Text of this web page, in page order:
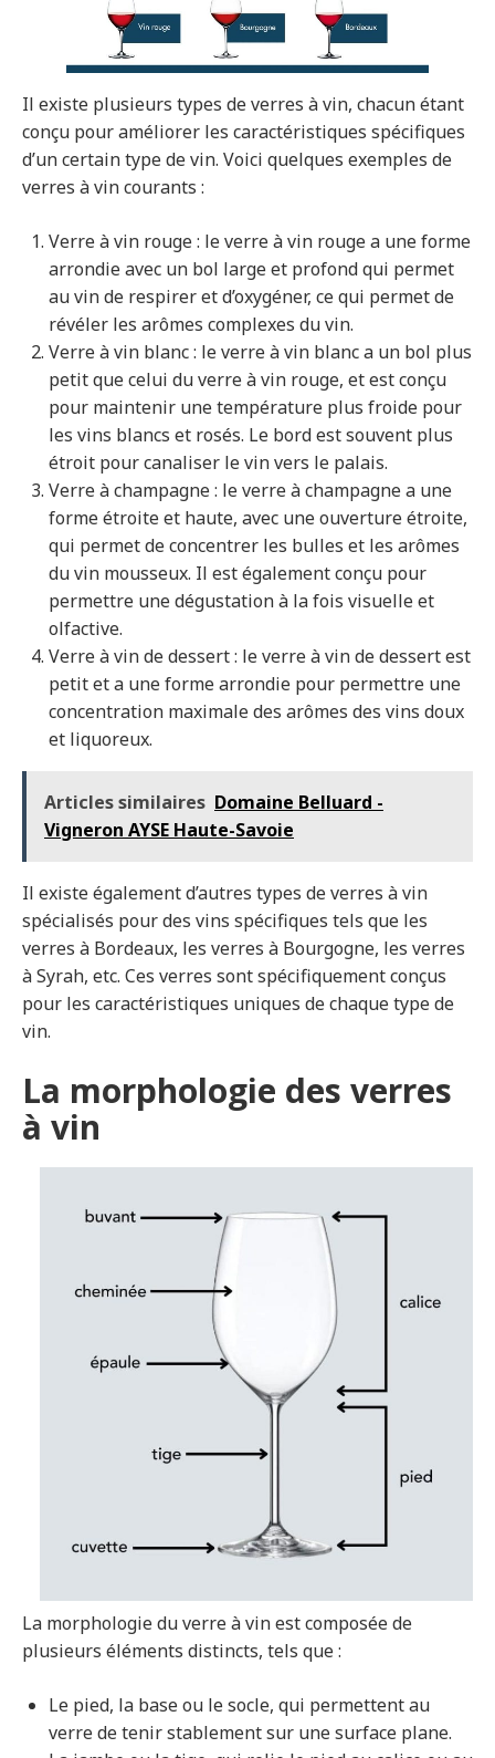
Il existe plusieurs types de verres à vin, chacun étant
conçu pour améliorer les caractéristiques spécifiques
d’un certain type de vin. Voici quelques exemples de
verres à vin courants :
Verre à vin rouge : le verre à vin rouge a une forme
arrondie avec un bol large et profond qui permet
au vin de respirer et d’oxygéner, ce qui permet de
révéler les arômes complexes du vin.
Verre à vin blanc : le verre à vin blanc a un bol plus
petit que celui du verre à vin rouge, et est conçu
pour maintenir une température plus froide pour
les vins blancs et rosés. Le bord est souvent plus
étroit pour canaliser le vin vers le palais.
Verre à champagne : le verre à champagne a une
forme étroite et haute, avec une ouverture étroite,
qui permet de concentrer les bulles et les arômes
du vin mousseux. Il est également conçu pour
permettre une dégustation à la fois visuelle et
olfactive.
Verre à vin de dessert : le verre à vin de dessert est
petit et a une forme arrondie pour permettre une
concentration maximale des arômes des vins doux
et liquoreux.
Articles similaires Domaine Belluard -
Vigneron AYSE Haute-Savoie
Il existe également d’autres types de verres à vin
spécialisés pour des vins spécifiques tels que les
verres à Bordeaux, les verres à Bourgogne, les verres
à Syrah, etc. Ces verres sont spécifiquement conçus
pour les caractéristiques uniques de chaque type de
vin.
La morphologie des verres
à vin
La morphologie du verre à vin est composée de
plusieurs éléments distincts, tels que :
Le pied, la base ou le socle, qui permettent au
verre de tenir stablement sur une surface plane.